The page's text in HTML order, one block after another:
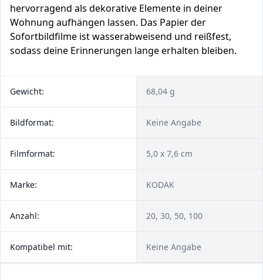
hervorragend als dekorative Elemente in deiner
Wohnung aufhängen lassen. Das Papier der
Sofortbildfilme ist wasserabweisend und reißfest,
sodass deine Erinnerungen lange erhalten bleiben.
Gewicht: 68,04 g
Bildformat: Keine Angabe
Filmformat: 5,0 x 7,6 cm
Marke: KODAK
Anzahl: 20, 30, 50, 100
Kompatibel mit: Keine Angabe